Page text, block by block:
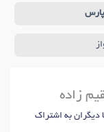
زاده
دیگران به اشتراک